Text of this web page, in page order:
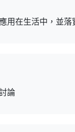
在生活中，並落
論